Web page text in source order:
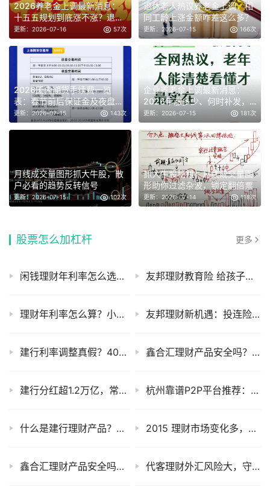
2026养老金上调最新消息：
十五五规划到底涨不涨？退休
必看
更新：2026-07-16 57次
退休老人热议养老金上调，相
同工龄上涨金额咋差这么多？
更新：2026-07-15 166次
2026国内期货手续费一览
表：春节前后保证金及夜盘安
排
更新：2026-07-15 143次
企业养老金上调最新消息：
2026年涨多少、何时补发，
一文讲清
更新：2026-07-15 181次
月线成交量图形抓大牛股，散
户必看的趋势反转信号
更新：2026-07-15 102次
抓大牛股秘籍！月线成交量图
形助你过滤杂波，锁定翻倍票
更新：2026-07-14 118次
股票怎么加杠杆 更多
闲钱理财年利率怎么选？14种方法帮你找高收益 友邦理财教育险 给孩子存钱上学 家庭压力小
理财年利率怎么算？小白必看银行理财收益真相 友邦理财新机遇：投连险账户配置更灵活，客户收益有望提升
建行利率调整真假？40万存一年，建行不同存款方式利息咋算？ 鑫合汇理财产品安全吗？P2P理财选平台先看这几点
建行分红超1.2万亿，常年30%以上净利润分红，股息率吊打理 杭州靠谱P2P平台推荐：鑫合汇理财产品安全吗？
什么是建行理财产品？和养老金理财有啥区别？ 2015 理财市场变化多，鑫合汇理财产品能否脱颖而出？
鑫合汇理财产品安全吗？小心李鬼信托骗局 代客理财外汇风险大，守住钱袋子护好家